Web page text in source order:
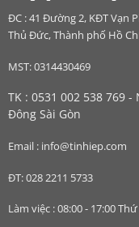
ĐC : 41 Đường 2, KĐT Vạn
Thủ Đức, Thành phố Hồ
MST: 0314430469
TK : 0531 002 538 769
Đông Sài Gòn
Email : info@tinhiep.com
ĐT: 028 2211 5733
Làm việc : 08:00 - 17:00